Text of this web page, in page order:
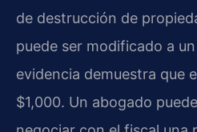
de destrucción de
puede ser modificado a
evidencia demuestra que
$1,000. Un abogado